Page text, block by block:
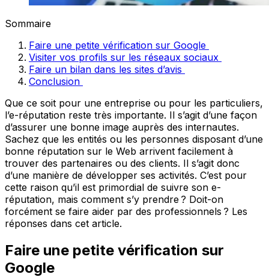
Sommaire
Faire une petite vérification sur Google
Visiter vos profils sur les réseaux sociaux
Faire un bilan dans les sites d’avis
Conclusion
Que ce soit pour une entreprise ou pour les particuliers,
l’e-réputation reste très importante. Il s’agit d’une façon
d’assurer une bonne image auprès des internautes.
Sachez que les entités ou les personnes disposant d’une
bonne réputation sur le Web arrivent facilement à
trouver des partenaires ou des clients. Il s’agit donc
d’une manière de développer ses activités. C’est pour
cette raison qu’il est primordial de suivre son e-
réputation, mais comment s’y prendre ? Doit-on
forcément se faire aider par des professionnels ? Les
réponses dans cet article.
Faire une petite vérification sur
Google